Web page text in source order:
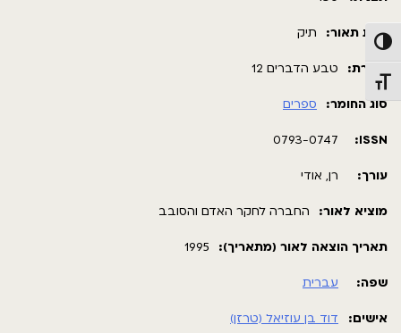
הפעל/כבה ניגודיות גבוהה
מתג גודל גופן
רמת תאור: תיק
כותרת: טבע הדברים 12
סוג החומר: ספרים
ISSN:
0793-0747
עורך: רן, אודי
מוציא לאור: החברה לחקר האדם והסובב
תאריך הוצאה לאור (מתאריך): 1995
שפה: עברית
אישים: דוד בן עוזיאל (טרזן)